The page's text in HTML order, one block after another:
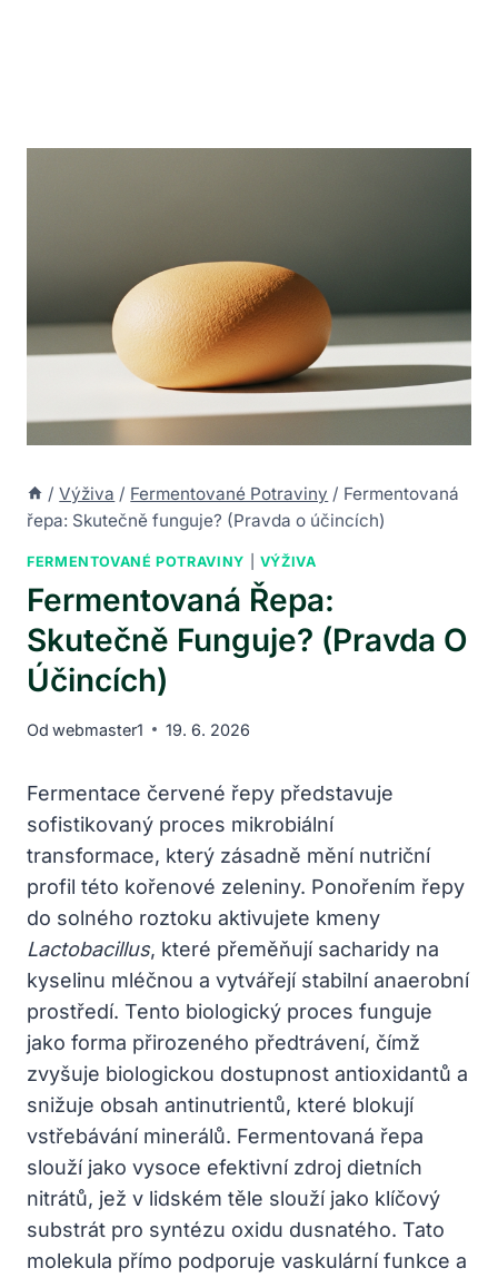
/ Výživa / Fermentované Potraviny / Fermentovaná
řepa: Skutečně funguje? (Pravda o účincích)
FERMENTOVANÉ POTRAVINY VÝŽIVA
Fermentovaná Řepa:
Skutečně Funguje? (Pravda O
Účincích)
Od webmaster1 19. 6. 2026
Fermentace červené řepy představuje
sofistikovaný proces mikrobiální
transformace, který zásadně mění nutriční
profil této kořenové zeleniny. Ponořením řepy
do solného roztoku aktivujete kmeny
Lactobacillus, které přeměňují sacharidy na
kyselinu mléčnou a vytvářejí stabilní anaerobní
prostředí. Tento biologický proces funguje
jako forma přirozeného předtrávení, čímž
zvyšuje biologickou dostupnost antioxidantů a
snižuje obsah antinutrientů, které blokují
vstřebávání minerálů. Fermentovaná řepa
slouží jako vysoce efektivní zdroj dietních
nitrátů, jež v lidském těle slouží jako klíčový
substrát pro syntézu oxidu dusnatého. Tato
molekula přímo podporuje vaskulární funkce a